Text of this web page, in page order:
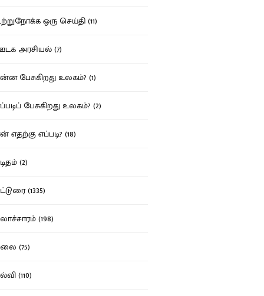
ஒரு செய்தி (11)
அரசியல் (7)
பேசுகிறது உலகம்? (1)
பேசுகிறது உலகம்? (2)
எதற்கு எப்படி? (18)
(2)
(1335)
(198)
(75)
(110)